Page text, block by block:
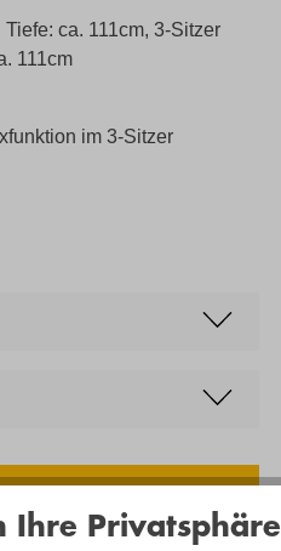
ca. 111cm, 3-Sitzer
111cm
im 3-Sitzer
Ihre Privatsphäre